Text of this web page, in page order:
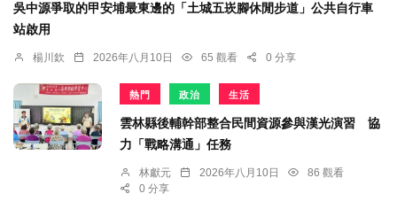
吳中源爭取的甲安埔最東邊的「土城五崁腳休閒步道」公共自行車
站啟用
楊川欽 2026年八月10日 65 觀看 0 分享
熱門 政治 生活
雲林縣後輔幹部整合民間資源參與漢光演習 協
力「戰略溝通」任務
林獻元 2026年八月10日
86 觀看
0 分享